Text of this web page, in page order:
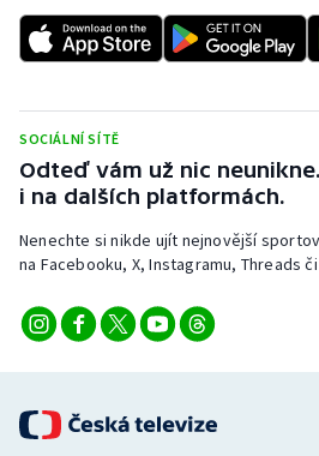
Sportovní střelba
Triatlon
Veslování
Vodní slalom
Volejbal
SOCIÁLNÍ SÍTĚ
Odteď vám už nic
i na dalších platformách.
Nenechte si nikde ujít nejnovější
na Facebooku, X, Instagramu, Threads